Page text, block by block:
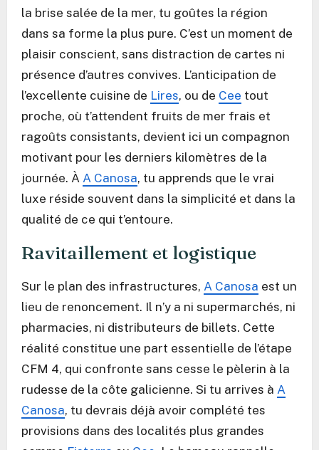
la brise salée de la mer, tu goûtes la région
dans sa forme la plus pure. C’est un moment de
plaisir conscient, sans distraction de cartes ni
présence d’autres convives. L’anticipation de
l’excellente cuisine de Lires, ou de Cee tout
proche, où t’attendent fruits de mer frais et
ragoûts consistants, devient ici un compagnon
motivant pour les derniers kilomètres de la
journée. À A Canosa, tu apprends que le vrai
luxe réside souvent dans la simplicité et dans la
qualité de ce qui t’entoure.
Ravitaillement et logistique
Sur le plan des infrastructures, A Canosa est un
lieu de renoncement. Il n’y a ni supermarchés, ni
pharmacies, ni distributeurs de billets. Cette
réalité constitue une part essentielle de l’étape
CFM 4, qui confronte sans cesse le pèlerin à la
rudesse de la côte galicienne. Si tu arrives à A
Canosa, tu devrais déjà avoir complété tes
provisions dans des localités plus grandes